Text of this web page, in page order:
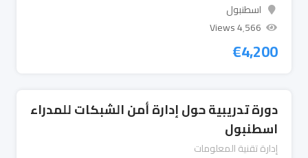
اسطنبول
4٬566 Views
€4,200
دورة تدريبية حول إدارة أمن الشبكات للمدراء
اسطنبول
إدارة تقنية المعلومات